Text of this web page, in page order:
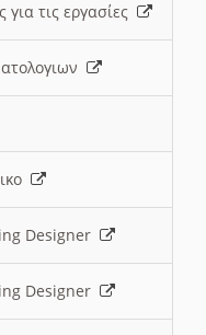
τις εργασίες
Designer
Designer